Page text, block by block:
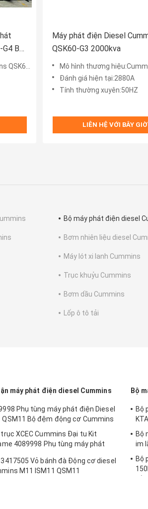
G4 Bộ
G4
Máy phát điện Diesel
QSK60-G3 2000kva
Mô hình thương hiệu:Cummins
Đánh giá hiện tại:2880A
Tính thường xuyên:50HZ
LIÊN HỆ VỚI BÂY GIỜ
Bộ máy phát điện diesel
Bơm nhiên liệu diesel
Máy lót xi lanh Cummins
Trục khuỷu Cummins
Bơm dầu Cummins
Lốp ô tô tải
máy phát điện diesel Cummins
Phụ tùng máy phát điện Diesel
QSM11 Bộ đệm động cơ Cummins
trục XCEC Cummins Đại tu Kit
4089998 Phụ tùng máy phát
3417505 Vỏ bánh đà Động cơ diesel
M11 ISM11 QSM11
Bộ
Bộ
Bộ
im
Bộ